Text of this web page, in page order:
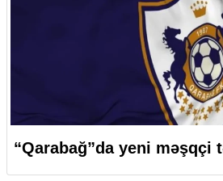
“Qarabağ”da yeni məşqçi